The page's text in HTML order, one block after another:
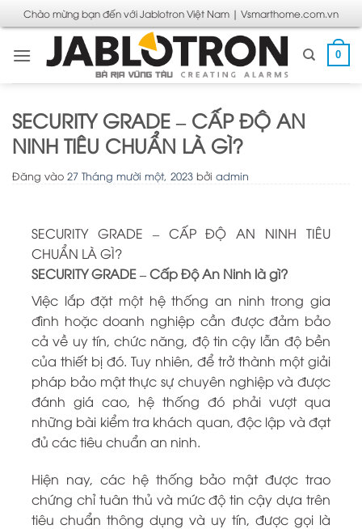
qua
nội
Chào mừng bạn đến với Jablotron Việt Nam | Vsmarthome.com.vn
0
SECURITY GRADE – CẤP ĐỘ AN
NINH TIÊU CHUẨN LÀ GÌ?
Đăng vào 27 Tháng mười một, 2023 bởi admin
SECURITY GRADE – CẤP ĐỘ AN NINH TIÊU
CHUẨN LÀ GÌ?
SECURITY GRADE – Cấp Độ An Ninh là gì?
Việc lắp đặt một hệ thống an ninh trong gia
đình hoặc doanh nghiệp cần được đảm bảo
cả về uy tín, chức năng, độ tin cậy lẫn độ bền
của thiết bị đó. Tuy nhiên, để trở thành một giải
pháp bảo mật thực sự chuyên nghiệp và được
đánh giá cao, hệ thống đó phải vượt qua
những bài kiểm tra khách quan, độc lập và đạt
đủ các tiêu chuẩn an ninh.
Hiện nay, các hệ thống bảo mật được trao
chứng chỉ tuân thủ và mức độ tin cậy dựa trên
tiêu chuẩn thông dụng và uy tín, được gọi là